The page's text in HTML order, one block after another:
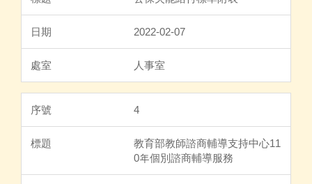
2022-02-07
人事室
4
教育部教師諮商輔導支持中心11
0年個別諮商輔導服務